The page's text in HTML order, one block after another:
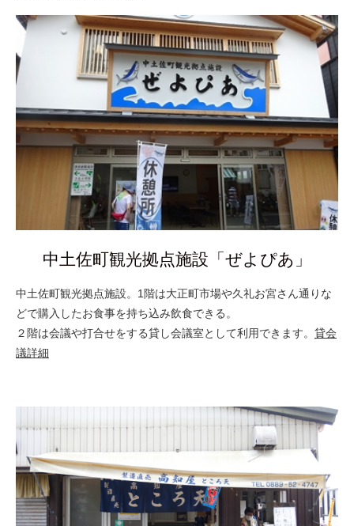
中土佐町観光拠点施設「ぜよぴあ」
中土佐町観光拠点施設。1階は大正町市場や久礼お宮さん通りな
どで購入したお食事を持ち込み飲食できる。
２階は会議や打合せをする貸し会議室として利用できます。 貸会
議詳細